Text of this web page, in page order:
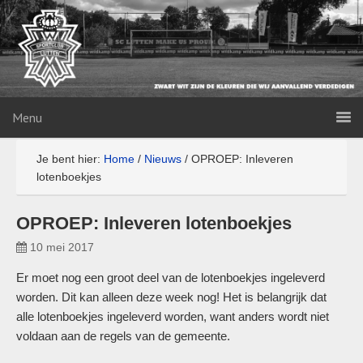
Menu
Je bent hier: Home / Nieuws / OPROEP: Inleveren
lotenboekjes
OPROEP: Inleveren lotenboekjes
10 mei 2017
Er moet nog een groot deel van de lotenboekjes ingeleverd
worden. Dit kan alleen deze week nog! Het is belangrijk dat
alle lotenboekjes ingeleverd worden, want anders wordt niet
voldaan aan de regels van de gemeente.